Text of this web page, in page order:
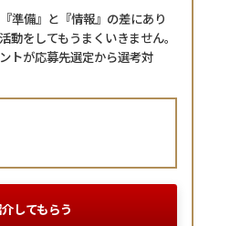
『準備』と『情報』の差にあり
動をしてもうまくいきません。
トが応募先選定から選考対
してもらう